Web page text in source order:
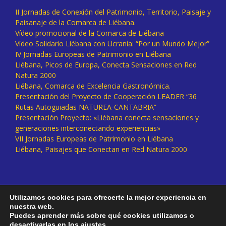
II Jornadas de Conexión del Patrimonio, Territorio, Paisaje y
Paisanaje de la Comarca de Liébana.
Vídeo promocional de la Comarca de Liébana
Vídeo Solidario Liébana con Ucrania: “Por un Mundo Mejor”
IV Jornadas Europeas de Patrimonio en Liébana
Liébana, Picos de Europa, Conecta Sensaciones en Red
Natura 2000
Liébana, Comarca de Excelencia Gastronómica.
Presentación del Proyecto de Cooperación LEADER “36
Rutas Autoguiadas NATUREA-CANTABRIA”
Presentación Proyecto: «Liébana conecta sensaciones y
generaciones interconectando experiencias»
VII Jornadas Europeas de Patrimonio en Liébana
Liébana, Paisajes que Conectan en Red Natura 2000
Utilizamos cookies para ofrecerte la mejor experiencia en
nuestra web.
Puedes aprender más sobre qué cookies utilizamos o